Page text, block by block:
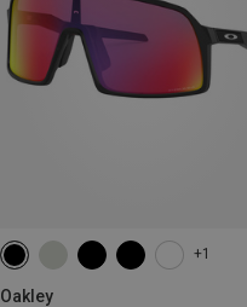
+1
Oakley